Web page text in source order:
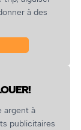
à des
argent à
publicitaires